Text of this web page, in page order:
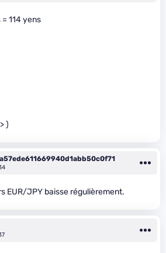
114 yens
)
EUR/JPY baisse régulièrement.